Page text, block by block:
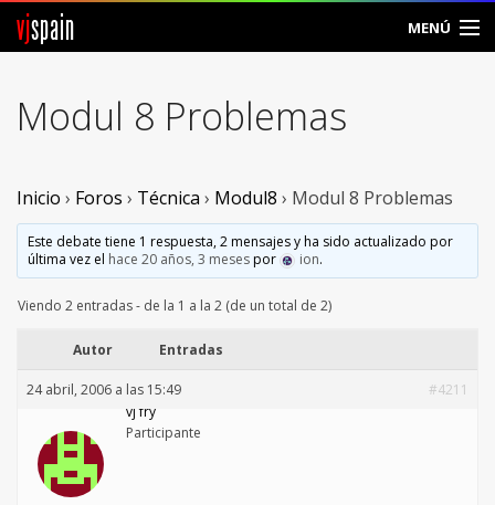
vjspain MENÚ
Foros
Vjspain
Contacto
Entrar
Crear Cuenta
Modul 8 Problemas
Inicio › Foros › Técnica › Modul8 › Modul 8 Problemas
Este debate tiene 1 respuesta, 2 mensajes y ha sido actualizado por
última vez el hace 20 años, 3 mesespor ion.
Viendo 2 entradas - de la 1 a la 2 (de un total de 2)
Autor Entradas
24 abril, 2006 a las 15:49
#4211
vj fry
Participante